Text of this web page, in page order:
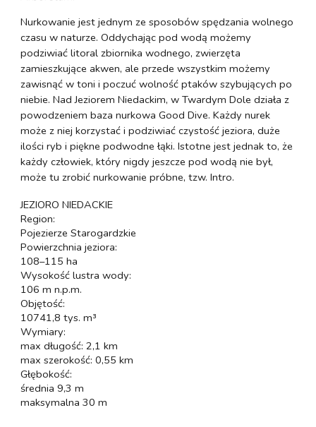
Nurkowanie jest jednym ze sposobów spędzania wolnego
czasu w naturze. Oddychając pod wodą możemy
podziwiać litoral zbiornika wodnego, zwierzęta
zamieszkujące akwen, ale przede wszystkim możemy
zawisnąć w toni i poczuć wolność ptaków szybujących po
niebie. Nad Jeziorem Niedackim, w Twardym Dole działa z
powodzeniem baza nurkowa Good Dive. Każdy nurek
może z niej korzystać i podziwiać czystość jeziora, duże
ilości ryb i piękne podwodne łąki. Istotne jest jednak to, że
każdy człowiek, który nigdy jeszcze pod wodą nie był,
może tu zrobić nurkowanie próbne, tzw. Intro.
JEZIORO NIEDACKIE
Region:
Pojezierze Starogardzkie
Powierzchnia jeziora:
108–115 ha
Wysokość lustra wody:
106 m n.p.m.
Objętość:
10741,8 tys. m³
Wymiary:
max długość: 2,1 km
max szerokość: 0,55 km
Głębokość:
średnia 9,3 m
maksymalna 30 m